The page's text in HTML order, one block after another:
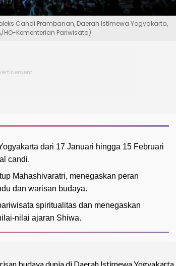
Candi Prambanan, Daerah Istimewa Yogyakarta,
HO-Kementerian Pariwisata)
dari 17 Januari hingga 15 Februari
candi.
Mahashivaratri, menegaskan peran
dan warisan budaya.
spiritualitas dan menegaskan
nilai ajaran Shiwa.
budaya dunia di Daerah Istimewa Yogyakarta,